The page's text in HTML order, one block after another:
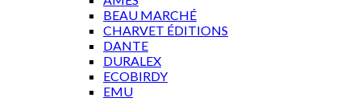
BEAU MARCHÉ
CHARVET ÉDITIONS
DANTE
DURALEX
ECOBIRDY
EMU